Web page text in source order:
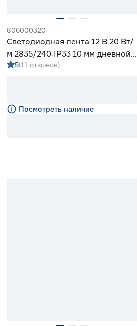
806000320
Светодиодная лента 12 В 20 Вт/
м 2835/240‑IP33 10 мм дневной 5
м Geniled
5(11 отзывов)
Посмотреть наличие